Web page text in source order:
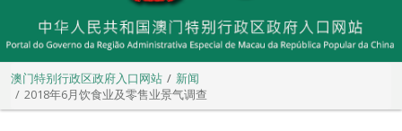
澳门特别行政区政府入口网站
新闻
2018年6月饮食业及零售业景气调查